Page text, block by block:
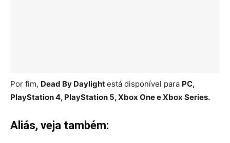
Por fim, Dead By Daylightestá disponível para PC,
PlayStation 4, PlayStation 5, Xbox One e Xbox Series.
Aliás, veja também: